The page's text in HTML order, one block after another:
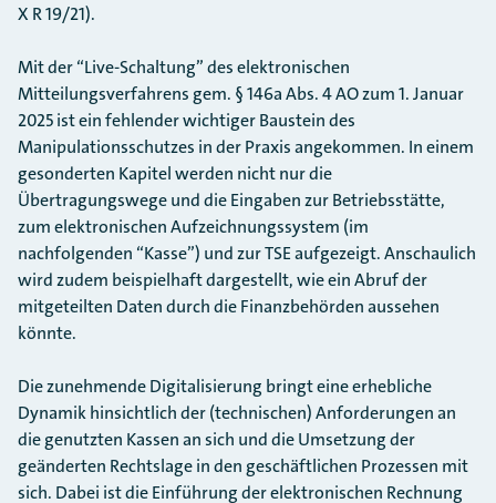
X R 19/21).
Mit der “Live-Schaltung” des elektronischen
Mitteilungsverfahrens gem. § 146a Abs. 4 AO zum 1. Januar
2025 ist ein fehlender wichtiger Baustein des
Manipulationsschutzes in der Praxis angekommen. In einem
gesonderten Kapitel werden nicht nur die
Übertragungswege und die Eingaben zur Betriebsstätte,
zum elektronischen Aufzeichnungssystem (im
nachfolgenden “Kasse”) und zur TSE aufgezeigt. Anschaulich
wird zudem beispielhaft dargestellt, wie ein Abruf der
mitgeteilten Daten durch die Finanzbehörden aussehen
könnte.
Die zunehmende Digitalisierung bringt eine erhebliche
Dynamik hinsichtlich der (technischen) Anforderungen an
die genutzten Kassen an sich und die Umsetzung der
geänderten Rechtslage in den geschäftlichen Prozessen mit
sich. Dabei ist die Einführung der elektronischen Rechnung